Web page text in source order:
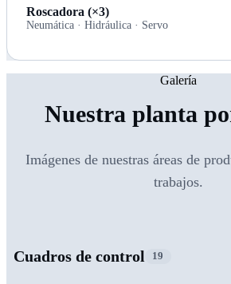
Roscadora (×3)
Neumática · Hidráulica · Servo
Galería
Nuestra planta
Imágenes de nuestras áreas de
trabajos.
Cuadros de control 19